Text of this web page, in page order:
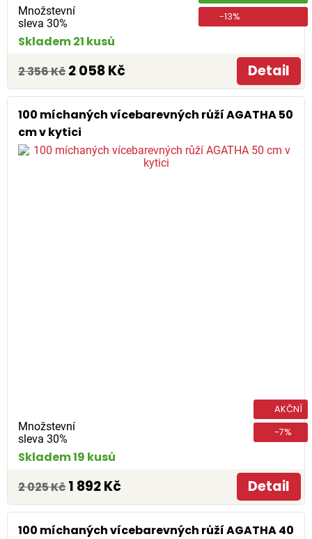
Množstevní
sleva 30%
-13%
Skladem 21 kusů
2 356 Kč 2 058 Kč Detail
100 míchaných vícebarevných růží AGATHA 50
cm v kytici
Množstevní
sleva 30%
AKČNÍ
-7%
Skladem 19 kusů
2 025 Kč 1 892 Kč Detail
100 míchaných vícebarevných růží AGATHA 40